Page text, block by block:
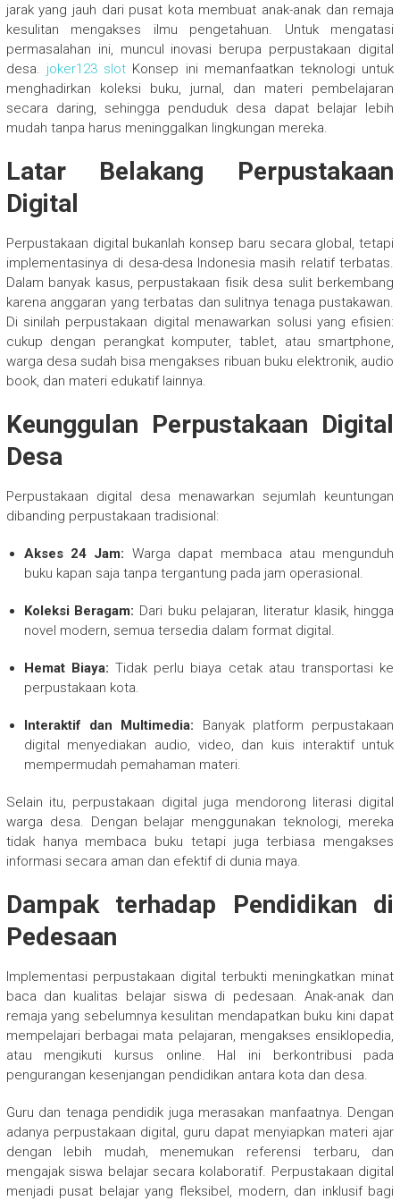
jarak yang jauh dari pusat kota membuat anak-anak dan remaja
kesulitan mengakses ilmu pengetahuan. Untuk mengatasi
permasalahan ini, muncul inovasi berupa perpustakaan digital
desa. joker123 slot Konsep ini memanfaatkan teknologi untuk
menghadirkan koleksi buku, jurnal, dan materi pembelajaran
secara daring, sehingga penduduk desa dapat belajar lebih
mudah tanpa harus meninggalkan lingkungan mereka.
Latar Belakang Perpustakaan
Digital
Perpustakaan digital bukanlah konsep baru secara global, tetapi
implementasinya di desa-desa Indonesia masih relatif terbatas.
Dalam banyak kasus, perpustakaan fisik desa sulit berkembang
karena anggaran yang terbatas dan sulitnya tenaga pustakawan.
Di sinilah perpustakaan digital menawarkan solusi yang efisien:
cukup dengan perangkat komputer, tablet, atau smartphone,
warga desa sudah bisa mengakses ribuan buku elektronik, audio
book, dan materi edukatif lainnya.
Keunggulan Perpustakaan Digital
Desa
Perpustakaan digital desa menawarkan sejumlah keuntungan
dibanding perpustakaan tradisional:
Akses 24 Jam: Warga dapat membaca atau mengunduh
buku kapan saja tanpa tergantung pada jam operasional.
Koleksi Beragam: Dari buku pelajaran, literatur klasik, hingga
novel modern, semua tersedia dalam format digital.
Hemat Biaya: Tidak perlu biaya cetak atau transportasi ke
perpustakaan kota.
Interaktif dan Multimedia: Banyak platform perpustakaan
digital menyediakan audio, video, dan kuis interaktif untuk
mempermudah pemahaman materi.
Selain itu, perpustakaan digital juga mendorong literasi digital
warga desa. Dengan belajar menggunakan teknologi, mereka
tidak hanya membaca buku tetapi juga terbiasa mengakses
informasi secara aman dan efektif di dunia maya.
Dampak terhadap Pendidikan di
Pedesaan
Implementasi perpustakaan digital terbukti meningkatkan minat
baca dan kualitas belajar siswa di pedesaan. Anak-anak dan
remaja yang sebelumnya kesulitan mendapatkan buku kini dapat
mempelajari berbagai mata pelajaran, mengakses ensiklopedia,
atau mengikuti kursus online. Hal ini berkontribusi pada
pengurangan kesenjangan pendidikan antara kota dan desa.
Guru dan tenaga pendidik juga merasakan manfaatnya. Dengan
adanya perpustakaan digital, guru dapat menyiapkan materi ajar
dengan lebih mudah, menemukan referensi terbaru, dan
mengajak siswa belajar secara kolaboratif. Perpustakaan digital
menjadi pusat belajar yang fleksibel, modern, dan inklusif bagi